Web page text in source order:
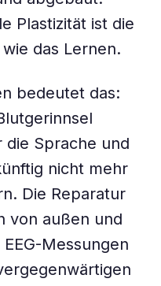
Plastizität ist die
das Lernen.
bedeutet das:
die Sprache und
nicht mehr
Die Reparatur
von außen und
Messungen